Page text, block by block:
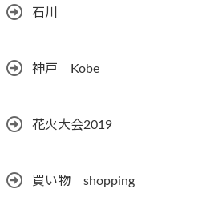
石川
神戸 Kobe
花火大会2019
買い物 shopping